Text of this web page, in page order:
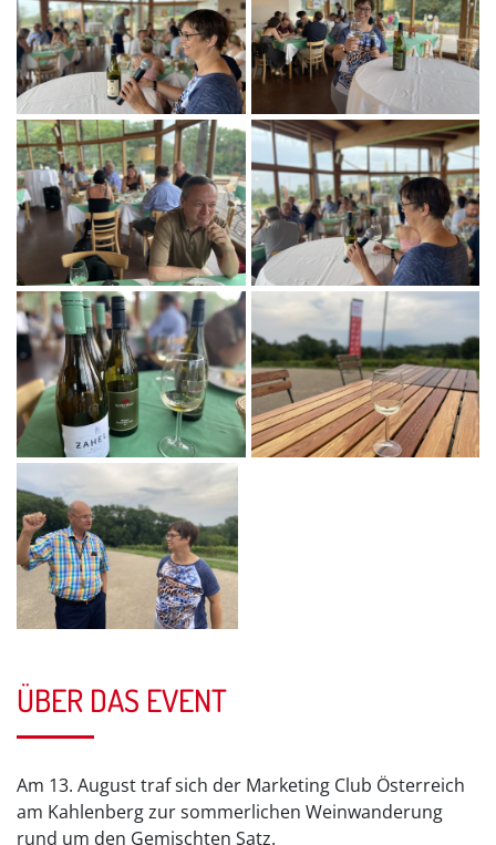
ÜBER DAS EVENT
Am 13. August traf sich der Marketing Club Österreich
am Kahlenberg zur sommerlichen Weinwanderung
rund um den Gemischten Satz.